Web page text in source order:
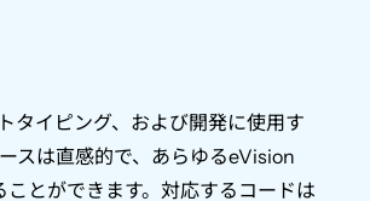
タイピング、および開発に使用す
スは直感的で、あらゆるeVision
とができます。対応するコードは